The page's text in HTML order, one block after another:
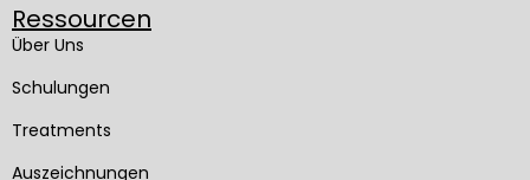
Ressourcen
Über Uns
Schulungen
Treatments
Auszeichnungen